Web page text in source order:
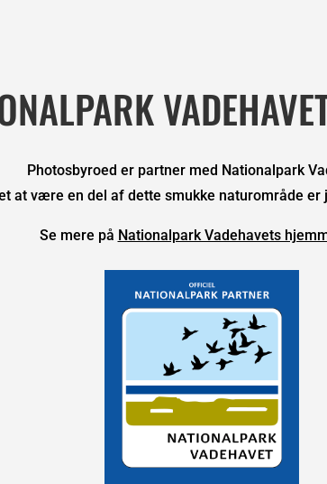
Photosbyroed er partner med Nationalpark
at være en del af dette smukke naturområde er
Se mere på Nationalpark Vadehavets